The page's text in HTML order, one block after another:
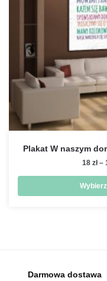
Plakat W naszym
18 zł –
Darmowa dostawa